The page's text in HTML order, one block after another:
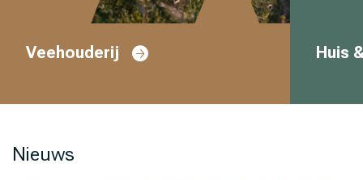
Veehouderij Huis
Nieuws